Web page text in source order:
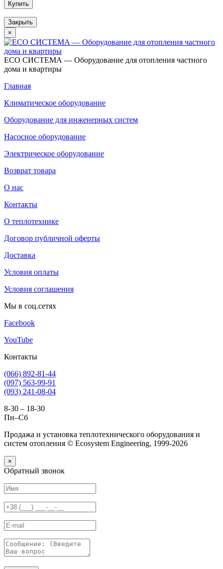
Купить
Закрыть
×
ECO СИСТЕМА — Оборудование для отопления частного
дома и квартиры
Главная
Климатическое оборудование
Оборудование для инженерных систем
Насосное оборудование
Электрическое оборудование
Возврат товара
О нас
Контакты
О теплотехнике
Договор публичной оферты
Доставка
Условия оплаты
Условия соглашения
Мы в соц.сетях
Facebook
YouTube
Контакты
(066) 892-81-44
(097) 563-99-91
(093) 241-08-04
8-30 – 18-30
Пн–Сб
Продажа и установка теплотехнического оборудования и
систем отопления © Ecosystem Engineering, 1999-2026
×
Обратный звонок